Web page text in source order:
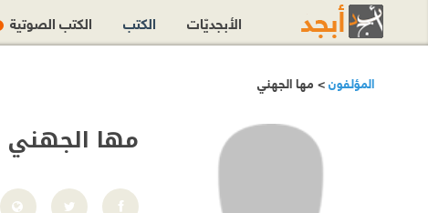
المؤلفون> مها الجهني
مها الجهني
الأبجديّات الكتب الكتب الصوتية